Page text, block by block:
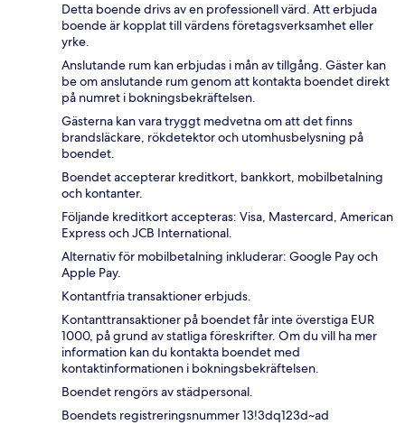
Detta boende drivs av en professionell värd. Att erbjuda
boende är kopplat till värdens företagsverksamhet eller
yrke.
Anslutande rum kan erbjudas i mån av tillgång. Gäster kan
be om anslutande rum genom att kontakta boendet direkt
på numret i bokningsbekräftelsen.
Gästerna kan vara tryggt medvetna om att det finns
brandsläckare, rökdetektor och utomhusbelysning på
boendet.
Boendet accepterar kreditkort, bankkort, mobilbetalning
och kontanter.
Följande kreditkort accepteras: Visa, Mastercard, American
Express och JCB International.
Alternativ för mobilbetalning inkluderar: Google Pay och
Apple Pay.
Kontantfria transaktioner erbjuds.
Kontanttransaktioner på boendet får inte överstiga EUR
1000, på grund av statliga föreskrifter. Om du vill ha mer
information kan du kontakta boendet med
kontaktinformationen i bokningsbekräftelsen.
Boendet rengörs av städpersonal.
Boendets registreringsnummer 13!3dq123d~ad